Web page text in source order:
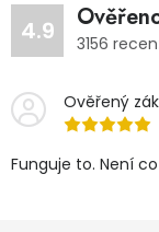
4.9 3156
Ověřený
Funguje to. Není